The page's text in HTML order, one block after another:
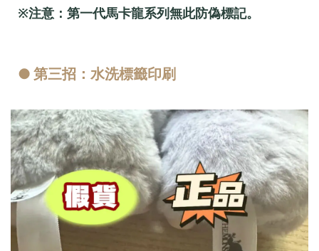
※注意：第一代馬卡龍系列無此防偽標記。
● 第三招：水洗標籤印刷